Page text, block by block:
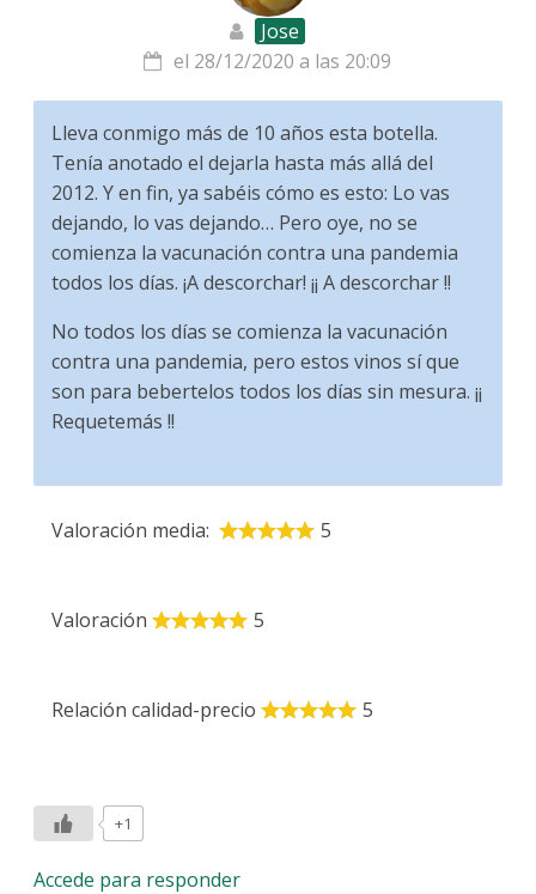
Jose
el 28/12/2020 a las 20:09
Lleva conmigo más de 10 años esta botella.
Tenía anotado el dejarla hasta más allá del
2012. Y en fin, ya sabéis cómo es esto: Lo vas
dejando, lo vas dejando… Pero oye, no se
comienza la vacunación contra una pandemia
todos los días. ¡A descorchar! ¡¡ A descorchar !!
No todos los días se comienza la vacunación
contra una pandemia, pero estos vinos sí que
son para bebertelos todos los días sin mesura. ¡¡
Requetemás !!
Valoración media: 5
Valoración 5
Relación calidad-precio 5
+1
Accede para responder